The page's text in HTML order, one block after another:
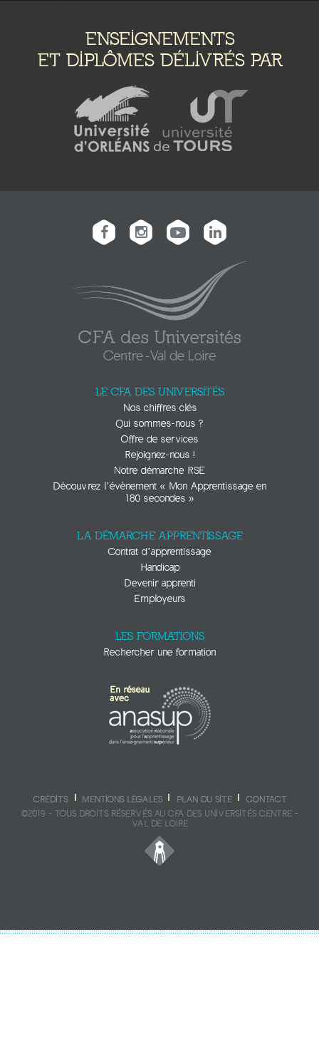
ENSEIGNEMENTS
ET DIPLÔMES DÉLIVRÉS PAR
LE CFA DES UNIVERSITÉS
Nos chiffres clés
Qui sommes-nous ?
Offre de services
Rejoignez-nous !
Notre démarche RSE
Découvrez l’évènement « Mon Apprentissage en
180 secondes »
LA DÉMARCHE APPRENTISSAGE
Contrat d’apprentissage
Handicap
Devenir apprenti
Employeurs
LES FORMATIONS
Rechercher une formation
CRÉDITS MENTIONS LÉGALES PLAN DU SITE
CONTACT
©2019 - TOUS DROITS RÉSERVÉS AU CFA DES UNIVERSITÉS CENTRE -
VAL DE LOIRE